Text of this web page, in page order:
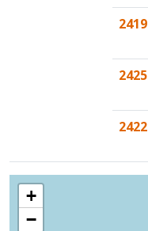
2419
2425
2422
+
−